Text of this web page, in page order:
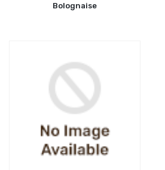
Bolognaise